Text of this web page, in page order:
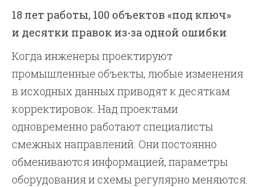
18 лет работы, 100 объектов «под ключ»
и десятки правок из-за одной ошибки
Когда инженеры проектируют
промышленные объекты, любые изменения
в исходных данных приводят к десяткам
корректировок. Над проектами
одновременно работают специалисты
смежных направлений. Они постоянно
обмениваются информацией, параметры
оборудования и схемы регулярно меняются.